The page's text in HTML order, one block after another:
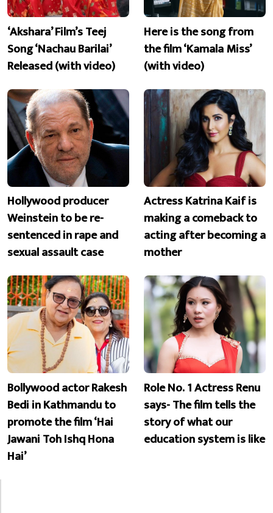
‘Akshara’ Film’s Teej
Song ‘Nachau Barilai’
Released (with video)
Here is the song from
the film ‘Kamala Miss’
(with video)
Hollywood producer
Weinstein to be re-
sentenced in rape and
sexual assault case
Actress Katrina Kaif is
making a comeback to
acting after becoming a
mother
Bollywood actor Rakesh
Bedi in Kathmandu to
promote the film ‘Hai
Jawani Toh Ishq Hona
Hai’
Role No. 1 Actress Renu
says- The film tells the
story of what our
education system is like